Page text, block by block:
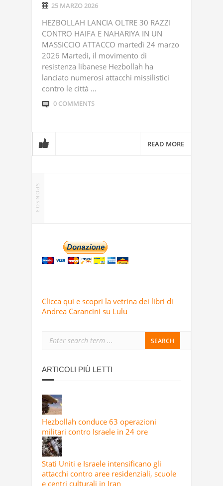
25 MARZO 2026
HEZBOLLAH LANCIA OLTRE 30 RAZZI
CONTRO HAIFA E NAHARIYA IN UN
MASSICCIO ATTACCO martedì 24 marzo
2026 Martedì, il movimento di
resistenza libanese Hezbollah ha
lanciato numerosi attacchi missilistici
contro le città ...
0 COMMENTS
READ MORE
SPONSOR
Clicca qui e scopri la vetrina dei libri di
Andrea Carancini su Lulu
ARTICOLI PIÙ LETTI
Hezbollah conduce 63 operazioni
militari contro Israele in 24 ore
Stati Uniti e Israele intensificano gli
attacchi contro aree residenziali, scuole
e centri culturali in Iran